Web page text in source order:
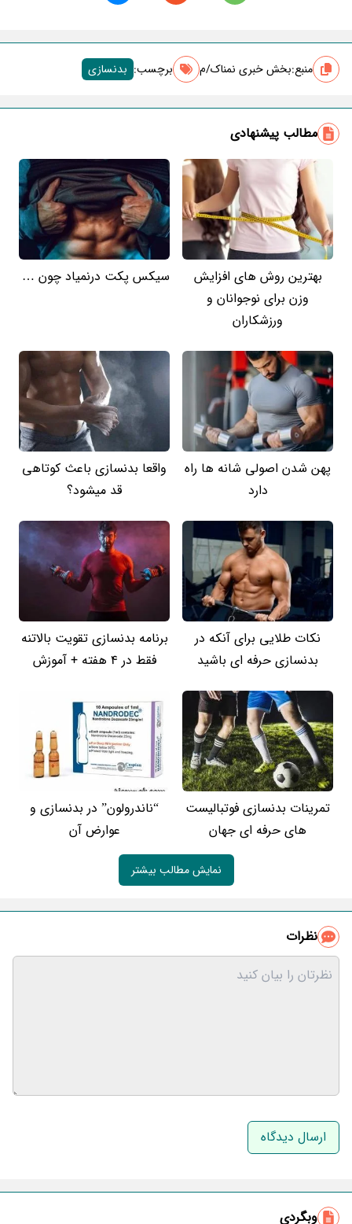
منبع:بخش خبری نمناک/م برچسب‌: بدنسازی
مطالب پیشنهادی
بهترین روش های افزایش
وزن برای نوجوانان و
ورزشکاران
سیکس پکت درنمیاد چون …
پهن شدن اصولی شانه ها راه
دارد
واقعا بدنسازی باعث کوتاهی
قد میشود؟
نکات طلایی برای آنکه در
بدنسازی حرفه ای باشید
برنامه بدنسازی تقویت بالاتنه
فقط در 4 هفته + آموزش
تمرینات بدنسازی فوتبالیست
های حرفه ای جهان
“ناندرولون” در بدنسازی و
عوارض آن
نمایش مطالب بیشتر
نظرات
نام و نام خانوادگی
وبگردی